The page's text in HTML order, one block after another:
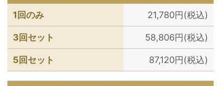
1回のみ 21,780円(税込)
3回セット 58,806円(税込)
5回セット 87,120円(税込)